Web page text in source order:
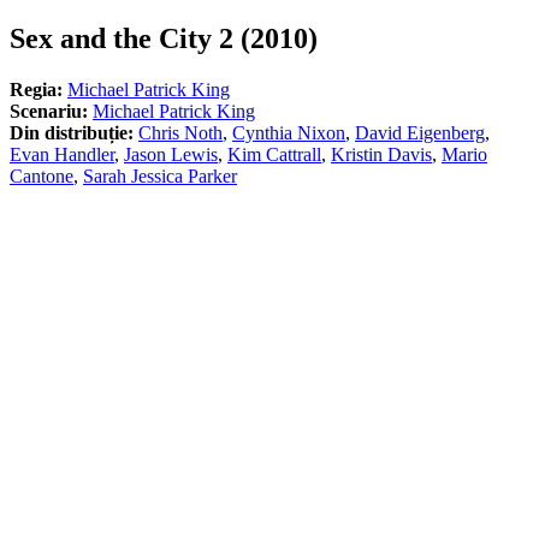
Sex and the City 2 (2010)
Regia: Michael Patrick King
Scenariu: Michael Patrick King
Din distribuție: Chris Noth, Cynthia Nixon, David Eigenberg,
Evan Handler, Jason Lewis, Kim Cattrall, Kristin Davis, Mario
Cantone, Sarah Jessica Parker